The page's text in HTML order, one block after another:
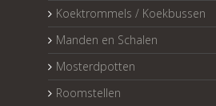
Koektrommels / Koekbussen
Manden en Schalen
Mosterdpotten
Roomstellen